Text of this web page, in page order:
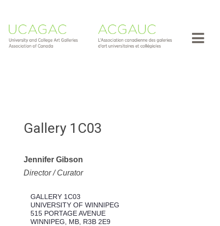
Gallery 1C03
Jennifer Gibson
Director / Curator
GALLERY 1C03
UNIVERSITY OF WINNIPEG
515 PORTAGE AVENUE
WINNIPEG, MB, R3B 2E9